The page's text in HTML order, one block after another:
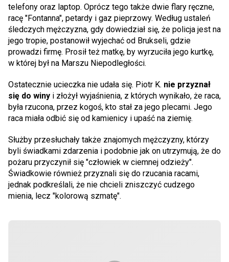
telefony oraz laptop. Oprócz tego także dwie flary ręczne,
racę "Fontanna", petardy i gaz pieprzowy. Według ustaleń
śledczych mężczyzna, gdy dowiedział się, że policja jest na
jego tropie, postanowił wyjechać od Brukseli, gdzie
prowadzi firmę. Prosił też matkę, by wyrzuciła jego kurtkę,
w której był na Marszu Niepodległości.
Ostatecznie ucieczka nie udała się. Piotr K. nie przyznał
się do winy i złożył wyjaśnienia, z których wynikało, że raca,
była rzucona, przez kogoś, kto stał za jego plecami. Jego
raca miała odbić się od kamienicy i upaść na ziemię.
Służby przesłuchały także znajomych mężczyzny, którzy
byli świadkami zdarzenia i podobnie jak on utrzymują, że do
pożaru przyczynił się "człowiek w ciemnej odzieży".
Świadkowie również przyznali się do rzucania racami,
jednak podkreślali, że nie chcieli zniszczyć cudzego
mienia, lecz "kolorową szmatę".